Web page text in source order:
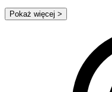
Pokaż więcej >